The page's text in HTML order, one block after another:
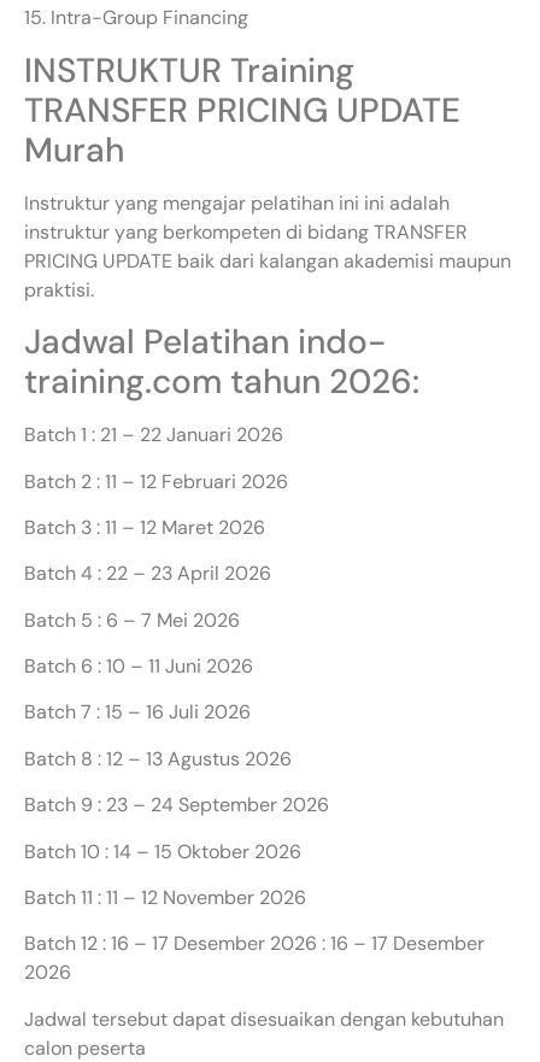
15. Intra-Group Financing
INSTRUKTUR Training
TRANSFER PRICING UPDATE
Murah
Instruktur yang mengajar pelatihan ini ini adalah
instruktur yang berkompeten di bidang TRANSFER
PRICING UPDATE baik dari kalangan akademisi maupun
praktisi.
Jadwal Pelatihan indo-
training.com tahun 2026:
Batch 1 : 21 – 22 Januari 2026
Batch 2 : 11 – 12 Februari 2026
Batch 3 : 11 – 12 Maret 2026
Batch 4 : 22 – 23 April 2026
Batch 5 : 6 – 7 Mei 2026
Batch 6 : 10 – 11 Juni 2026
Batch 7 : 15 – 16 Juli 2026
Batch 8 : 12 – 13 Agustus 2026
Batch 9 : 23 – 24 September 2026
Batch 10 : 14 – 15 Oktober 2026
Batch 11 : 11 – 12 November 2026
Batch 12 : 16 – 17 Desember 2026 : 16 – 17 Desember
2026
Jadwal tersebut dapat disesuaikan dengan kebutuhan
calon peserta